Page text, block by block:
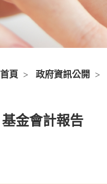
首頁 > 政府資訊公開 >
基金會計報告